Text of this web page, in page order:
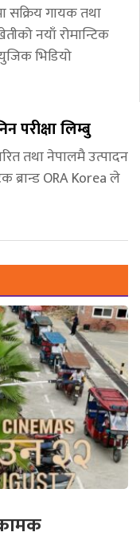
सक्रिय गायक तथा
नयाँ रोमान्टिक
भिडियो
परीक्षा लिम्बु
तथा नेपालमै उत्पादन
ब्रान्ड ORA Korea ले